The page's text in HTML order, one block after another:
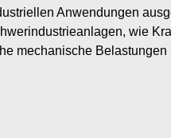
Anwendungen
wie
mechanische